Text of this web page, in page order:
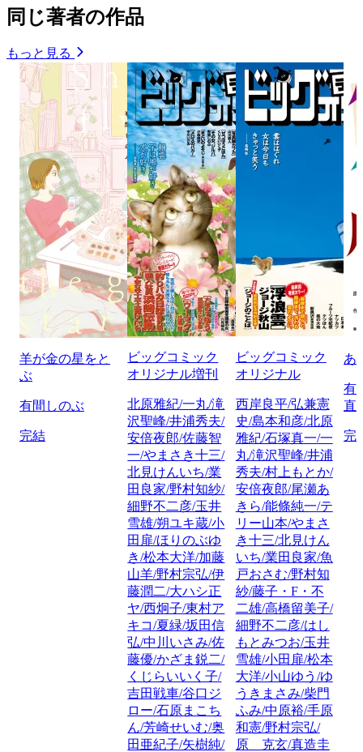
同じ著者の作品
もっと見る
羊が金の星をと
ぶ
有間しのぶ
完結
ビッグコミック
オリジナル増刊
北原雅紀/一丸/滝
沢聖峰/井浦秀夫/
安倍夜郎/佐藤智
一/やまさき十三/
北見けんいち/業
田良家/野村知紗/
細野不二彦/玉井
雪雄/朔ユキ蔵/小
田扉/ほりのぶゆ
き/松本大洋/加藤
山羊/野村宗弘/伊
藤潤二/大ハシ正
ヤ/西炯子/東村ア
キコ/夏緑/坂田信
弘/中川いさみ/佐
藤優/かざま鋭二/
くじらいいく子/
吉田戦車/谷口ジ
ロー/石原まこち
ん/芳崎せいむ/奥
田亜紀子/矢樹純/
ビッグコミック
オリジナル
西岸良平/弘兼憲
史/島本和彦/北原
雅紀/石塚真一/一
丸/滝沢聖峰/井浦
秀夫/村上もとか/
安倍夜郎/尾瀬あ
きら/能條純一/テ
リー山本/やまさ
き十三/北見けん
いち/業田良家/魚
戸おさむ/野村知
紗/藤子・F・不
二雄/高橋留美子/
細野不二彦/はし
もとみつお/玉井
雪雄/小田扉/松本
大洋/小山ゆう/ゆ
うきまさみ/柴門
ふみ/中原裕/手原
和憲/野村宗弘/
原 克玄/真造圭
あ
有
直
完